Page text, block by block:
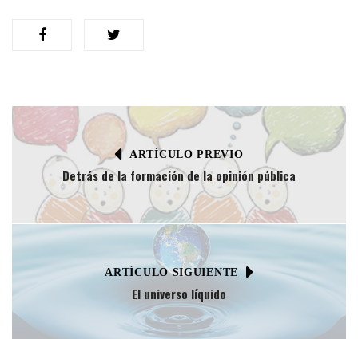
ARTÍCULO PREVIO
Detrás de la formación de la opinión pública
ARTÍCULO SIGUIENTE
El universo líquido